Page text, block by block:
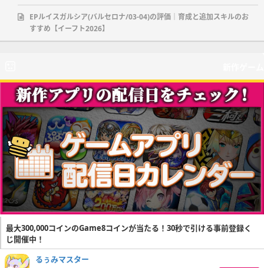
EPルイスガルシア(バルセロナ/03-04)の評価｜育成と追加スキルのお
すすめ【イーフト2026】
最大300,000コインのGame8コインが当たる！30秒で引ける事前登録く
じ開催中！
るぅみマスター